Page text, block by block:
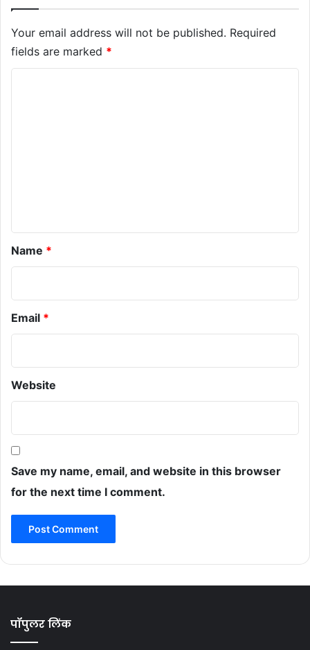
Your email address will not be published. Required
fields are marked *
Name *
Email *
Website
Save my name, email, and website in this browser
for the next time I comment.
पॉपुलर लिंक